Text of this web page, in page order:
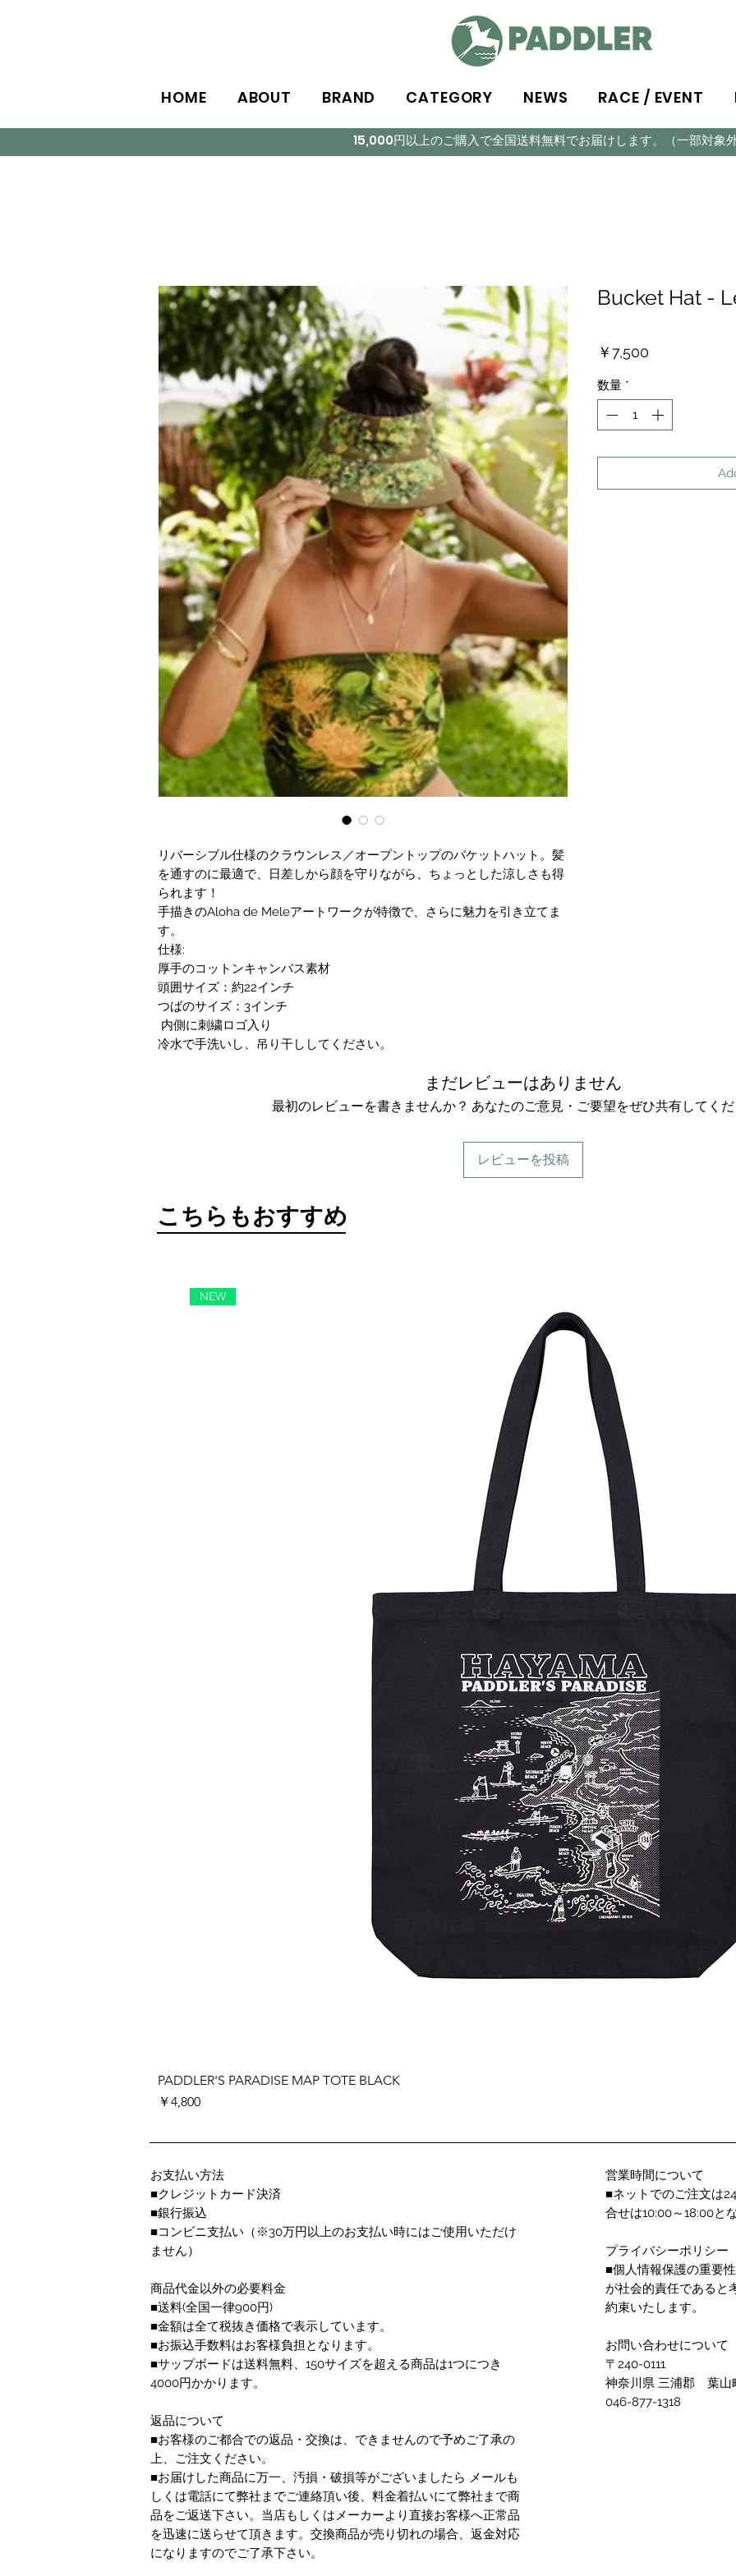
HOME ABOUT BRAND CATEGORY NEWS RACE / EVENT
15,000円以上のご購入で全国送料無料でお届けします。（一部対象外
リバーシブル仕様のクラウンレス／オープントップのバケットハット。髪
を通すのに最適で、日差しから顔を守りながら、ちょっとした涼しさも得
られます！
手描きのAloha de Meleアートワークが特徴で、さらに魅力を引き立てま
す。
仕様:
厚手のコットンキャンバス素材
頭囲サイズ：約22インチ
つばのサイズ：3インチ
内側に刺繍ロゴ入り
冷水で手洗いし、吊り干ししてください。
Bucket Hat -
￥7,500価
数量 *
まだレビューはありません
最初のレビューを書きませんか？ あなたのご意見・ご要望をぜひ共有してくだ
レビューを投稿
​こちらもおすすめ
NEW
PADDLER'S PARADISE MAP TOTE BLACK
価格
￥4,800
お支払い方法
■クレジットカード決済
■銀行振込
■コンビニ支払い （※30万円以上のお支払い時にはご使用いただけ
ません）
商品代金以外の必要料金
■送料(全国一律900円)
■金額は全て税抜き価格で表示しています。
■お振込手数料はお客様負担となります。
■サップボードは送料無料、150サイズを超える商品は1つにつき
4000円かかります。
返品について
■お客様のご都合での返品・交換は、できませんので予めご了承の
上、ご注文ください。
■お届けした商品に万一、汚損・破損等がございましたら メールも
しくは電話にて弊社までご連絡頂い後、料金着払いにて弊社まで商
品をご返送下さい。当店もしくはメーカーより直接お客様へ正常品
を迅速に送らせて頂きます。交換商品が売り切れの場合、返金対応
になりますのでご了承下さい。
営業時間について
■ネットでのご注文は
合せは10:00～18:00と
プライバシーポリシー
■個人情報保護の重要
が社会的責任であると
約束いたします。
お問い合わせについて
〒240-0111
神奈川県 三浦郡 葉山
046-877-1318